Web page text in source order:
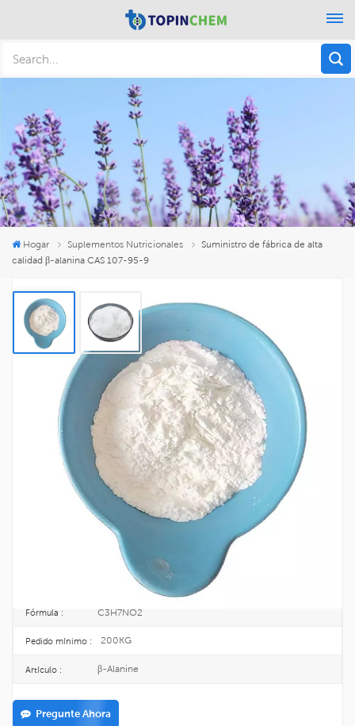
Hogar Suplementos Nutricionales
Suministro de fábrica de alta
calidad β-alanina CAS 107-95-9
Suministro De Fábrica De Alta Calidad Β-
Alanina CAS 107-95-9
La β-alanina es una proteína no presente en todos los organismos vivos. β-
Aminoácidos.
107-95-9
203-536-5
25KG/CARTON
TOPINCHEM®
Fórmula : C3H7NO2
Pedido mínimo : 200KG
Artículo : β-Alanine
Pregunte Ahora